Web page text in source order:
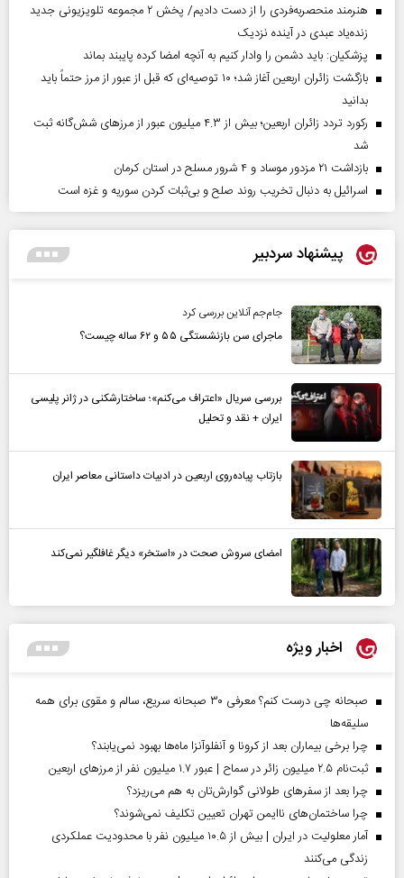
هنرمند منحصر‌به‌فردی را از دست دادیم/ پخش ۲ مجموعه تلویزیونی جدید
زنده‌یاد عبدی در آینده نزدیک
پزشکیان: باید دشمن را وادار کنیم به آنچه امضا کرده پایبند بماند
بازگشت زائران اربعین آغاز شد؛ ۱۰ توصیه‌ای که قبل از عبور از مرز حتماً باید
بدانید
رکورد تردد زائران اربعین؛ بیش از ۴.۳ میلیون عبور از مرزهای شش‌گانه ثبت
شد
بازداشت ۲۱ مزدور موساد و ۴ شرور مسلح در استان کرمان
اسرائیل به دنبال تخریب روند صلح و بی‌ثبات کردن سوریه و غزه است
پیشنهاد سردبیر
جام‌جم آنلاین بررسی کرد
ماجرای سن بازنشستگی ۵۵ و ۶۲ ساله چیست؟
بررسی سریال «اعتراف می‌کنم»؛ ساختارشکنی در ژانر پلیسی
ایران + نقد و تحلیل
بازتاب پیاده‌روی اربعین در ادبیات داستانی معاصر ایران
امضای سروش صحت در «استخر» دیگر غافلگیر نمی‌کند
اخبار ویژه
صبحانه چی درست کنم؟ معرفی ۳۰ صبحانه سریع، سالم و مقوی برای همه
سلیقه‌ها
چرا برخی بیماران بعد از کرونا و آنفلوآنزا ماه‌ها بهبود نمی‌یابند؟
ثبت‌نام ۲.۵ میلیون زائر در سماح | عبور ۱.۷ میلیون نفر از مرز‌های اربعین
چرا بعد از سفرهای طولانی گوارش‌تان به هم می‌ریزد؟
چرا ساختمان‌های ناایمن تهران تعیین تکلیف نمی‌شوند؟
آمار معلولیت در ایران | بیش از ۱۰.۵ میلیون نفر با محدودیت عملکردی
زندگی می‌کنند